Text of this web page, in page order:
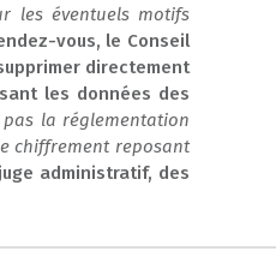
les éventuels motifs
vous, le Conseil
directement
les données des
la réglementation
chiffrement reposant
administratif, des